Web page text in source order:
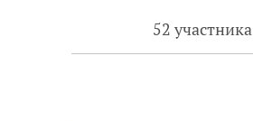
52 участника